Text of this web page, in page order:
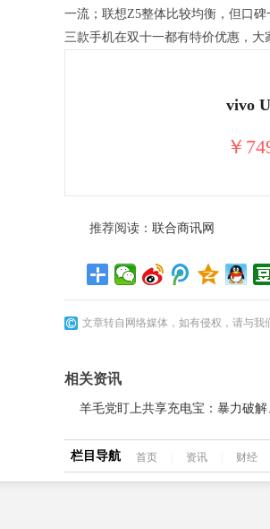
一流；联想Z5整体比较均衡，但口
三款手机在双十一都有特价优惠，大
￥
推荐阅读： 联合商讯网
文章转自网络媒体，如有侵权，请与我
相关资讯
羊毛党盯上共享充电宝：暴力破
栏目导航 首页 资讯 财经